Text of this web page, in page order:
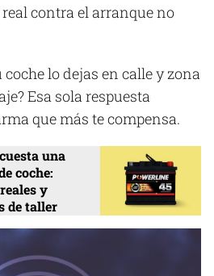
contra el arranque no
coche lo dejas en calle y zona
Esa sola respuesta
que más te compensa.
una
coche:
y
de taller